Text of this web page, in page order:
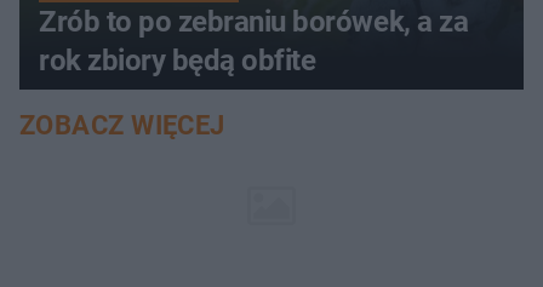
Zrób to po zebraniu borówek, a za
rok zbiory będą obfite
ZOBACZ WIĘCEJ